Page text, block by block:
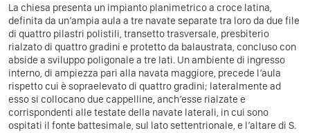
La chiesa presenta un impianto planimetrico a croce latina,
definita da un’ampia aula a tre navate separate tra loro da due file
di quattro pilastri polistili, transetto trasversale, presbiterio
rialzato di quattro gradini e protetto da balaustrata, concluso con
abside a sviluppo poligonale a tre lati. Un ambiente di ingresso
interno, di ampiezza pari alla navata maggiore, precede l’aula
rispetto cui è sopraelevato di quattro gradini; lateralmente ad
esso si collocano due cappelline, anch’esse rialzate e
corrispondenti alle testate della navate laterali, in cui sono
ospitati il fonte battesimale, sul lato settentrionale, e l’altare di S.